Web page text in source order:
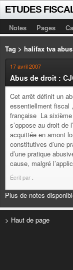
Notes Pages
Tag > halifax tva
17 avril 2007
Abus de droit :
Cet arrêt définit un
essentiellment fiscal
française La sixième
s’oppose au droit de
acquittée en amont
constitutives d’une
d’une pratique
cause, malgré
Écrit par
Plus de notes
> Haut de page